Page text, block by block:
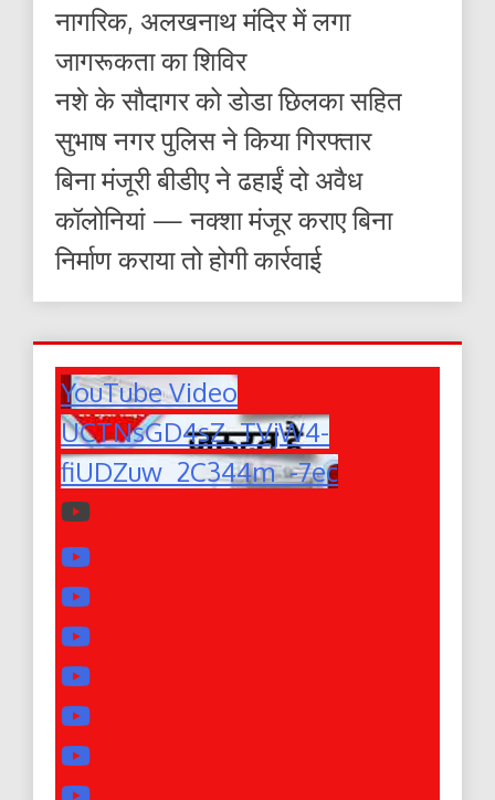
नागरिक, अलखनाथ मंदिर में लगा
जागरूकता का शिविर
नशे के सौदागर को डोडा छिलका सहित
सुभाष नगर पुलिस ने किया गिरफ्तार
बिना मंजूरी बीडीए ने ढहाईं दो अवैध
कॉलोनियां — नक्शा मंजूर कराए बिना
निर्माण कराया तो होगी कार्रवाई
YouTube Video
UCTNsGD4sZ_TVjW4-
fiUDZuw_2C344m_-7ec